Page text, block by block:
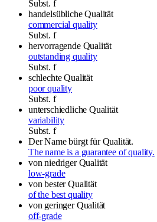
Subst. f
handelsübliche Qualität
commercial quality
Subst. f
hervorragende Qualität
outstanding quality
Subst. f
schlechte Qualität
poor quality
Subst. f
unterschiedliche Qualität
variability
Subst. f
Der Name bürgt für Qualität.
The name is a guarantee of quality.
von niedriger Qualität
low-grade
von bester Qualität
of the best quality
von geringer Qualität
off-grade